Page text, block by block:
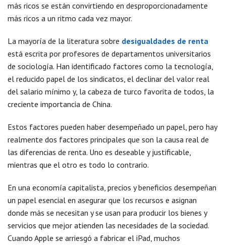
más ricos se están convirtiendo en desproporcionadamente
más ricos a un ritmo cada vez mayor.
La mayoría de la literatura sobre desigualdades de renta
está escrita por profesores de departamentos universitarios
de sociología. Han identificado factores como la tecnología,
el reducido papel de los sindicatos, el declinar del valor real
del salario mínimo y, la cabeza de turco favorita de todos, la
creciente importancia de China.
Estos factores pueden haber desempeñado un papel, pero hay
realmente dos factores principales que son la causa real de
las diferencias de renta. Uno es deseable y justificable,
mientras que el otro es todo lo contrario.
En una economía capitalista, precios y beneficios desempeñan
un papel esencial en asegurar que los recursos e asignan
donde más se necesitan y se usan para producir los bienes y
servicios que mejor atienden las necesidades de la sociedad.
Cuando Apple se arriesgó a fabricar el iPad, muchos